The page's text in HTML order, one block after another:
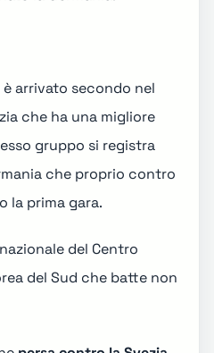
arrivato secondo nel
che ha una migliore
gruppo si registra
che proprio contro
la prima gara.
del Centro
del Sud che batte non